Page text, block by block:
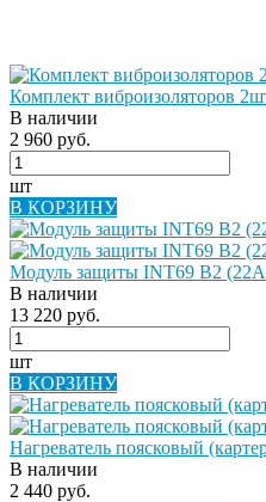
Комплект виброизоляторов
В наличии
2 960 руб.
шт
В КОРЗИНУ
Модуль защиты INT69 B2
В наличии
13 220 руб.
шт
В КОРЗИНУ
Нагреватель поясковый
В наличии
2 440 руб.